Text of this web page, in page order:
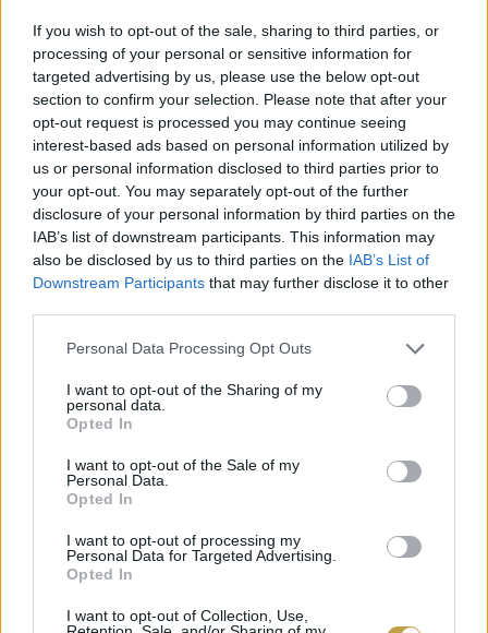
If you wish to opt-out of the sale, sharing to third parties, or
processing of your personal or sensitive information for
targeted advertising by us, please use the below opt-out
section to confirm your selection. Please note that after your
opt-out request is processed you may continue seeing
interest-based ads based on personal information utilized by
us or personal information disclosed to third parties prior to
your opt-out. You may separately opt-out of the further
disclosure of your personal information by third parties on the
IAB’s list of downstream participants. This information may
also be disclosed by us to third parties on the IAB’s List of
Downstream Participants that may further disclose it to other
Please note that this website/app uses one or more Google
not limited to your visit or usage behaviour. You may click to
grant or deny consent to Google and its third-party tags to
use your data for below specified purposes in below Google
consent section.
Personal Data Processing Opt Outs
I want to opt-out of the Sharing of my
personal data.
Opted In
I want to opt-out of the Sale of my
Personal Data.
Opted In
I want to opt-out of processing my
Personal Data for Targeted Advertising.
Opted In
I want to opt-out of Collection, Use,
2026-BAN A HIDE BAR & CLUB
NYERTE A „LEGJOBB
ATMOSZFÉRA” KATEGÓRIÁT
A 2026-os Bartenders’ Choice Awards „Legjobb
Atmoszféra” díját a budapesti Hide Bar &
Clubkapta. Ez az elismerés különösen nagy
vendéglátóhelyek hangulatát, belső világát és
azt az összetett miliőt értékeli, amely
meghatározza a vendégek benyomását és egy-
egy adott helyen szerzett általános élményét.